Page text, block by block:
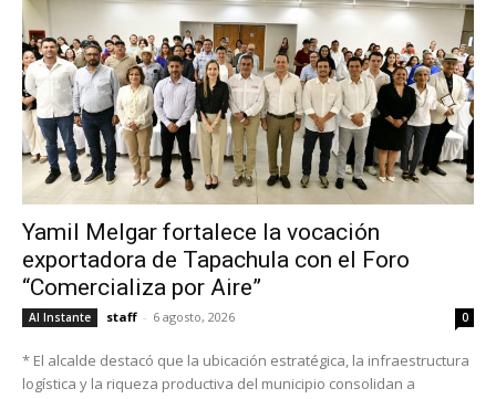
Yamil Melgar fortalece la vocación
exportadora de Tapachula con el Foro
“Comercializa por Aire”
Al Instante staff - 6 agosto, 2026 0
* El alcalde destacó que la ubicación estratégica, la infraestructura
logística y la riqueza productiva del municipio consolidan a